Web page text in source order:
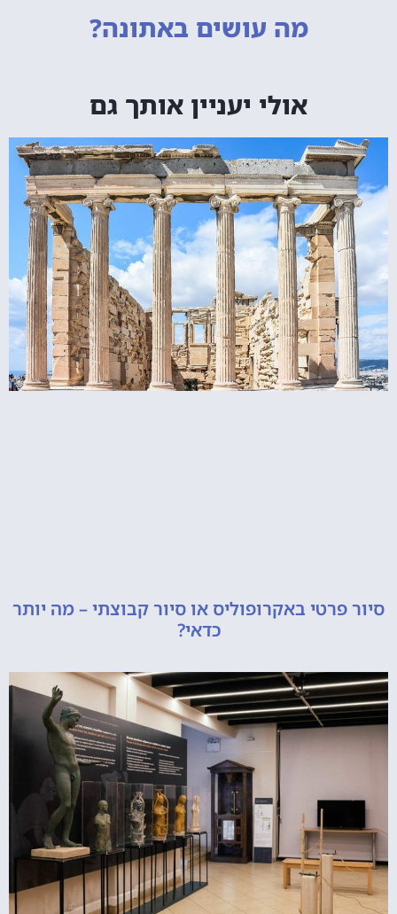
מה עושים באתונה?
אולי יעניין אותך גם
באקרופוליס או סיור קבוצתי – מה יותר